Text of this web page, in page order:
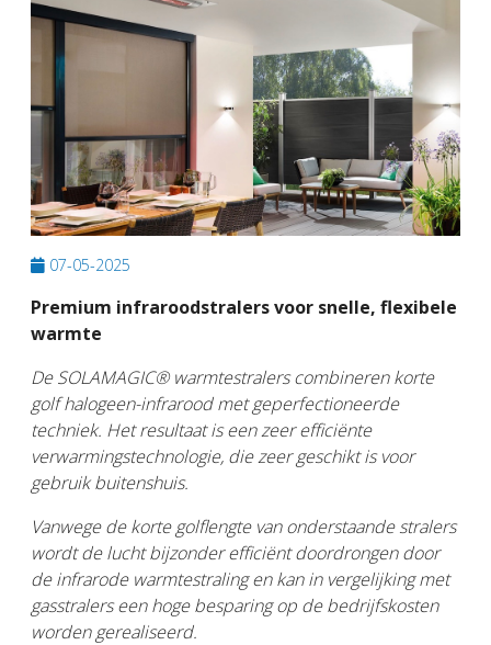
07-05-2025
Premium infraroodstralers voor snelle, flexibele
warmte
De SOLAMAGIC® warmtestralers combineren korte
golf halogeen-infrarood met geperfectioneerde
techniek. Het resultaat is een zeer efficiënte
verwarmingstechnologie, die zeer geschikt is voor
gebruik buitenshuis.
Vanwege de korte golflengte van onderstaande stralers
wordt de lucht bijzonder efficiënt doordrongen door
de infrarode warmtestraling en kan in vergelijking met
gasstralers een hoge besparing op de bedrijfskosten
worden gerealiseerd.